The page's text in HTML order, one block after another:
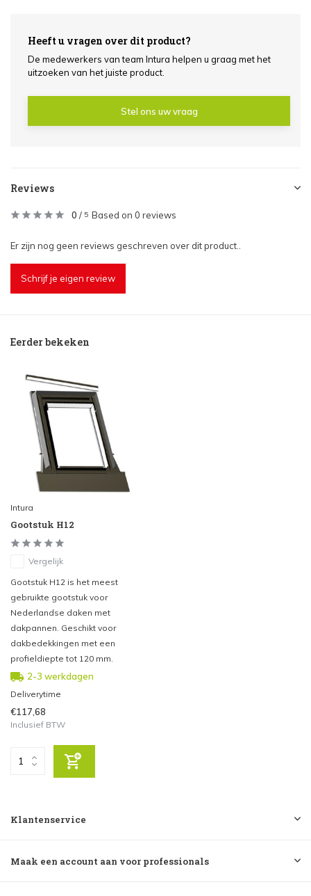
Heeft u vragen over dit product?
De medewerkers van team Intura helpen u graag met het
uitzoeken van het juiste product.
Stel ons uw vraag
Reviews
0 / 5 Based on 0 reviews
Er zijn nog geen reviews geschreven over dit product..
Schrijf je eigen review
Eerder bekeken
Intura
Gootstuk H12
Vergelijk
Gootstuk H12 is het meest
gebruikte gootstuk voor
Nederlandse daken met
dakpannen. Geschikt voor
dakbedekkingen met een
profieldiepte tot 120 mm.
2-3 werkdagen
Deliverytime
€117,68
Inclusief BTW
Klantenservice
Maak een account aan voor professionals